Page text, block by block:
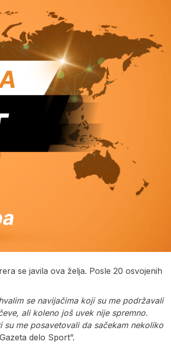
se javila ova želja. Posle 20 osvojenih
se navijačima koji su me podržavali
ali koleno još uvek nije spremno.
me posavetovali da sačekam nekoliko
delo Sport”.